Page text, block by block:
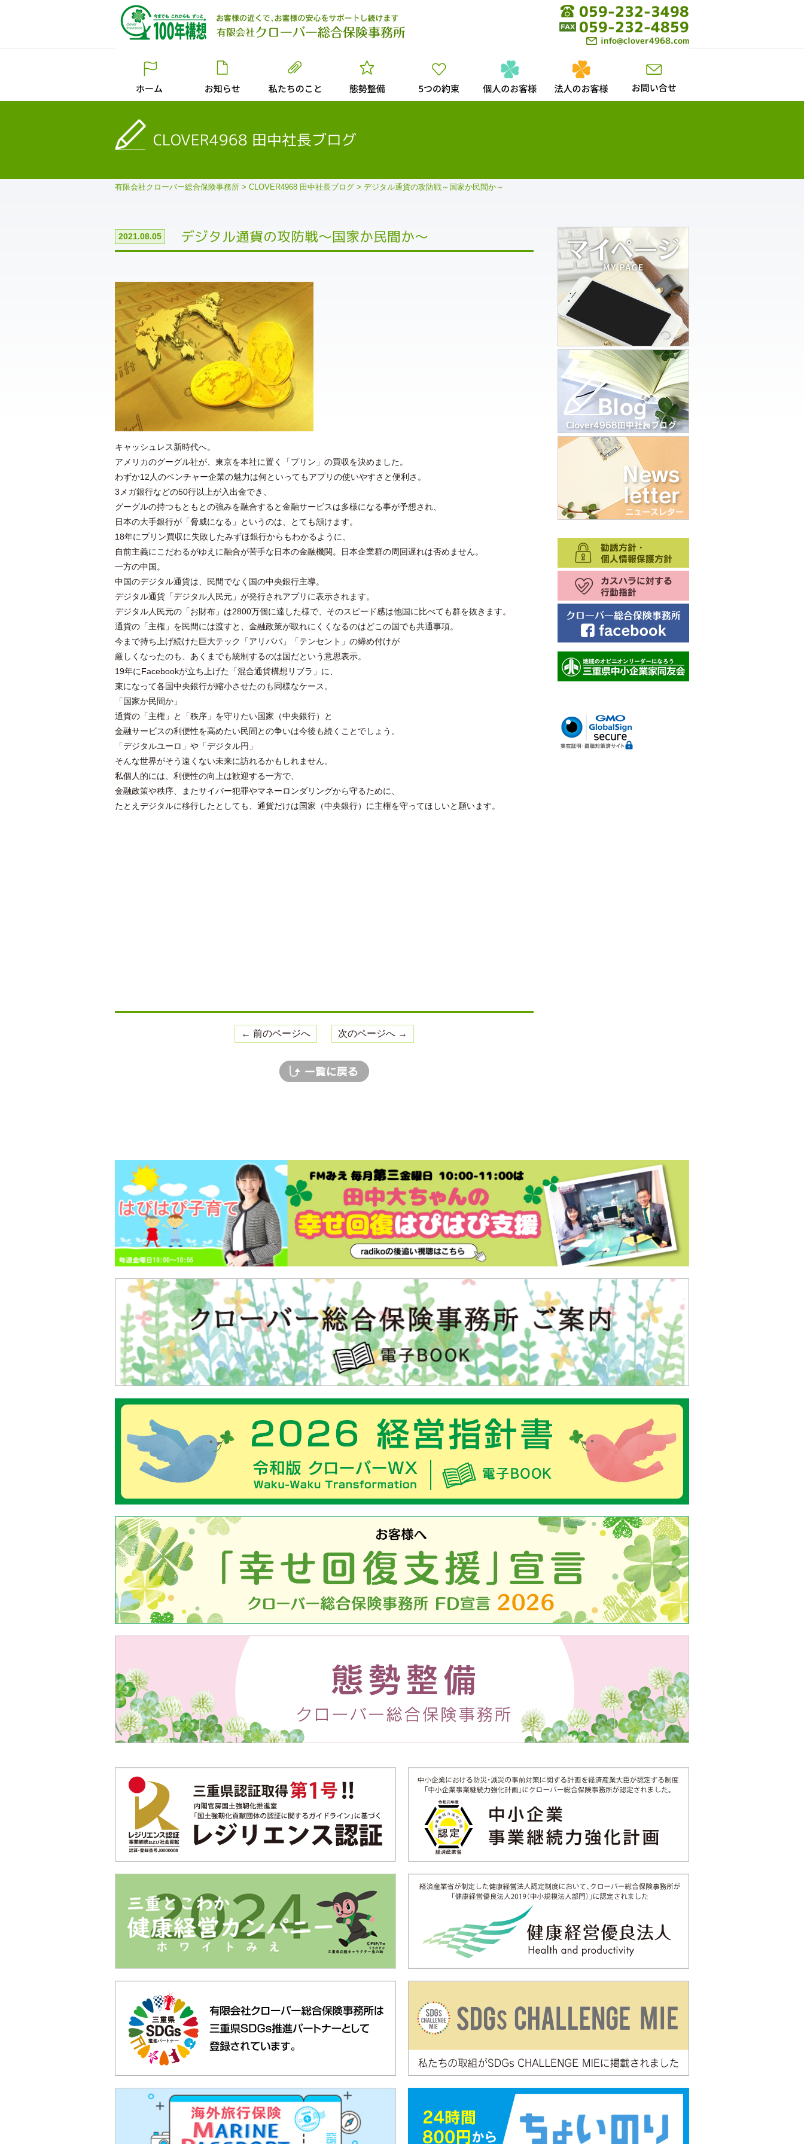
059-232-3498
059-232-4859
info@clover4968.com
CLOVER4968 田中社長ブログ
有限会社クローバー総合保険事務所 > CLOVER4968 田中社長ブログ > デジタル通貨の攻防戦～国家か民間か～
デジタル通貨の攻防戦～国家か民間か～
2021.08.05
キャッシュレス新時代へ。
アメリカのグーグル社が、東京を本社に置く「プリン」の買収を決めました。
わずか12人のベンチャー企業の魅力は何といってもアプリの使いやすさと便利さ。
3メガ銀行などの50行以上が入出金でき、
グーグルの持つもともとの強みを融合すると金融サービスは多様になる事が予想され、
日本の大手銀行が「脅威になる」というのは、とても頷けます。
18年にプリン買収に失敗したみずほ銀行からもわかるように、
自前主義にこだわるがゆえに融合が苦手な日本の金融機関。日本企業群の周回遅れは否めません。
一方の中国。
中国のデジタル通貨は、民間でなく国の中央銀行主導。
デジタル通貨「デジタル人民元」が発行されアプリに表示されます。
デジタル人民元の「お財布」は2800万個に達した様で、そのスピード感は他国に比べても群を抜きます。
通貨の「主権」を民間には渡すと、金融政策が取れにくくなるのはどこの国でも共通事項。
今まで持ち上げ続けた巨大テック「アリババ」「テンセント」の締め付けが
厳しくなったのも、あくまでも統制するのは国だという意思表示。
19年にFacebookが立ち上げた「混合通貨構想リブラ」に、
束になって各国中央銀行が縮小させたのも同様なケース。
「国家か民間か」
通貨の「主権」と「秩序」を守りたい国家（中央銀行）と
金融サービスの利便性を高めたい民間との争いは今後も続くことでしょう。
「デジタルユーロ」や「デジタル円」
そんな世界がそう遠くない未来に訪れるかもしれません。
私個人的には、利便性の向上は歓迎する一方で、
金融政策や秩序、またサイバー犯罪やマネーロンダリングから守るために、
たとえデジタルに移行したとしても、通貨だけは国家（中央銀行）に主権を守ってほしいと願います。
← 前のページへ 次のページへ →